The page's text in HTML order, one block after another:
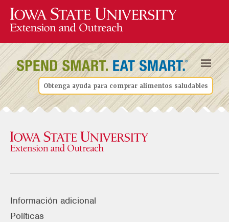
Obtenga ayuda para comprar alimentos saludables
Información adicional
Políticas